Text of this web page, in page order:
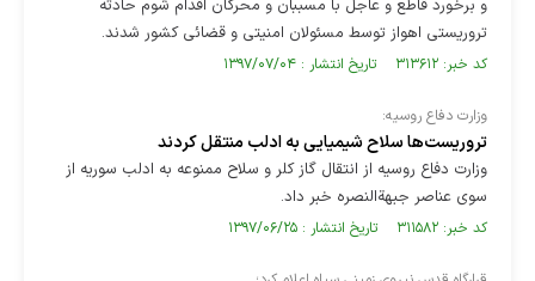
و برخورد قاطع و عاجل با مسببان و محرکان اقدام شوم حادثه
تروریستی اهواز توسط مسئولان امنیتی و قضائی کشور شدند.
کد خبر: ۳۱۳۶۱۲ تاریخ انتشار : ۱۳۹۷/۰۷/۰۴
وزارت دفاع روسیه:
تروریست‌ها سلاح شیمیایی به ادلب منتقل کردند
وزارت دفاع روسیه از انتقال گاز کلر و سلاح ممنوعه به ادلب سوریه از
سوی عناصر جبهةالنصره خبر داد.
کد خبر: ۳۱۱۵۸۲ تاریخ انتشار : ۱۳۹۷/۰۶/۲۵